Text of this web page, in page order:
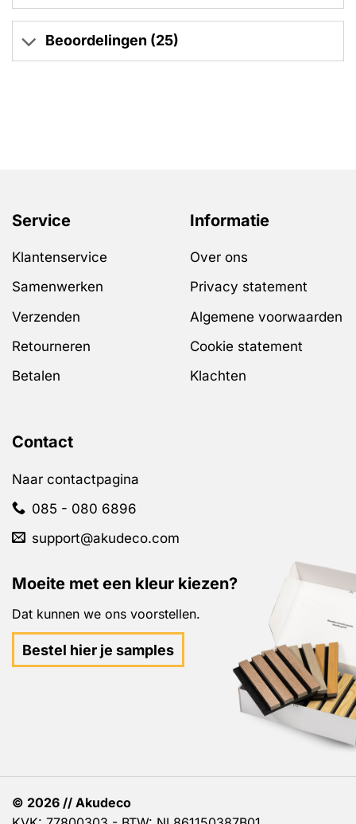
Beoordelingen (25)
Service
Klantenservice
Samenwerken
Verzenden
Retourneren
Betalen
Informatie
Over ons
Privacy statement
Algemene voorwaarden
Cookie statement
Klachten
Contact
Naar contactpagina
085 - 080 6896
support@akudeco.com
Moeite met een kleur kiezen?
Dat kunnen we ons voorstellen.
Bestel hier je samples
© 2026 // Akudeco